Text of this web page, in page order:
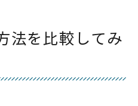
法を比較してみ